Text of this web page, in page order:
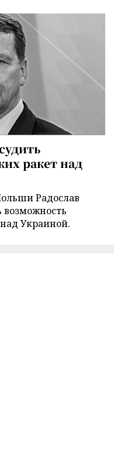
ракет над
Радослав
возможность
Украиной.